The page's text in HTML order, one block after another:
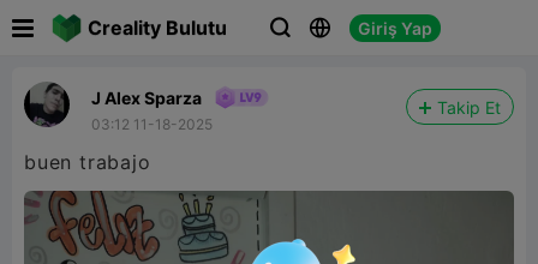
Creality Bulutu   Giriş Yap
J Alex Sparza
03:12 11-18-2025
Takip Et
buen trabajo